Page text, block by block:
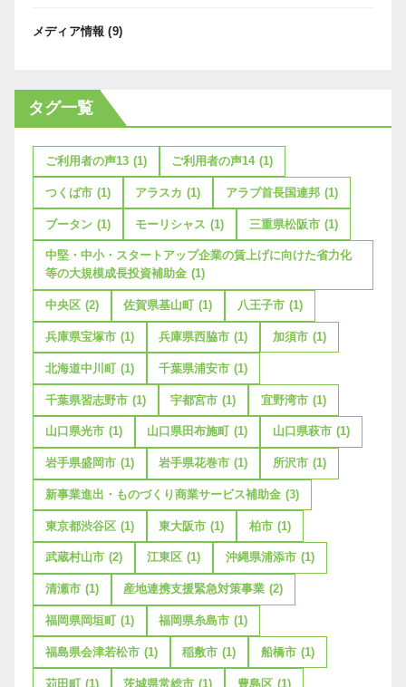
メディア情報 (9)
タグ一覧
ご利用者の声13 (1) ご利用者の声14 (1)
つくば市 (1) アラスカ (1) アラブ首長国連邦 (1)
ブータン (1) モーリシャス (1) 三重県松阪市 (1)
中堅・中小・スタートアップ企業の賃上げに向けた省力化
等の大規模成長投資補助金 (1)
中央区 (2) 佐賀県基山町 (1) 八王子市 (1)
兵庫県宝塚市 (1) 兵庫県西脇市 (1) 加須市 (1)
北海道中川町 (1) 千葉県浦安市 (1)
千葉県習志野市 (1) 宇都宮市 (1) 宜野湾市 (1)
山口県光市 (1) 山口県田布施町 (1) 山口県萩市 (1)
岩手県盛岡市 (1) 岩手県花巻市 (1) 所沢市 (1)
新事業進出・ものづくり商業サービス補助金 (3)
東京都渋谷区 (1) 東大阪市 (1) 柏市 (1)
武蔵村山市 (2) 江東区 (1) 沖縄県浦添市 (1)
清瀬市 (1) 産地連携支援緊急対策事業 (2)
福岡県岡垣町 (1) 福岡県糸島市 (1)
福島県会津若松市 (1) 稲敷市 (1) 船橋市 (1)
苅田町 (1) 茨城県常総市 (1) 豊島区 (1)